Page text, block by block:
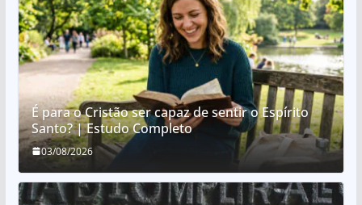
É para o Cristão ser capaz de sentir o Espírito
Santo? | Estudo Completo
03/08/2026